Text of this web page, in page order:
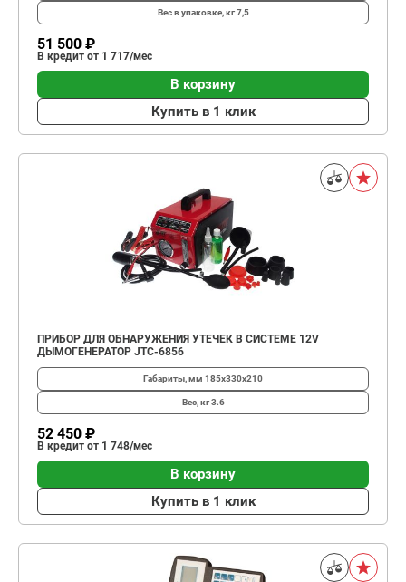
Вес в упаковке, кг7,5
51 500 ₽
В кредит от 1 717/мес
В корзину
Купить в 1 клик
ПРИБОР ДЛЯ ОБНАРУЖЕНИЯ УТЕЧЕК В СИСТЕМЕ 12V
ДЫМОГЕНЕРАТОР JTC-6856
Габариты, мм 185x330x210
Вес, кг3.6
52 450 ₽
В кредит от 1 748/мес
В корзину
Купить в 1 клик